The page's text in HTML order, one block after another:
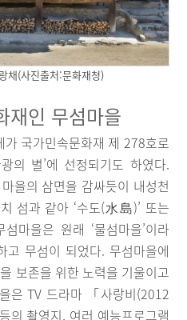
채(사진출처:문화재청)
재인 무섬마을
국가민속문화재 제 278호로
의 별’에 선정되기도 하였다.
을의 삼면을 감싸듯이 내성천
섬과 같아 ‘수도(水島)’ 또는
마을은 원래 ‘물섬마을’이라
고 무섬이 되었다. 무섬마을에
보존을 위한 노력을 기울이고
은 TV 드라마 「사랑비(2012
의 촬영지, 여러 예능프로그램